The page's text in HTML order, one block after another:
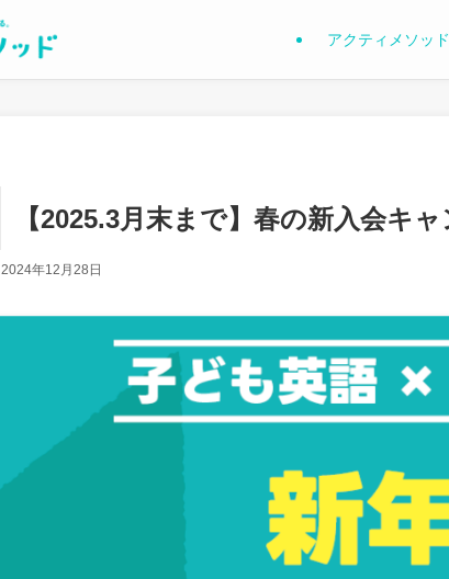
アクティメソッ
【2025.3月末まで】春の新入会キ
2024年12月28日